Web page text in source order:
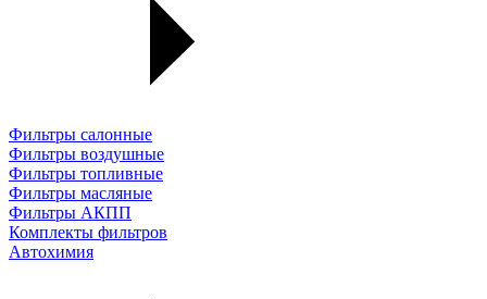
Фильтры салонные
Фильтры воздушные
Фильтры топливные
Фильтры масляные
Фильтры АКПП
Комплекты фильтров
Автохимия